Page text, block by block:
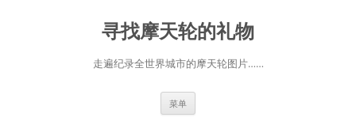
寻找摩天轮的礼物
走遍纪录全世界城市的摩天轮图片……
菜单